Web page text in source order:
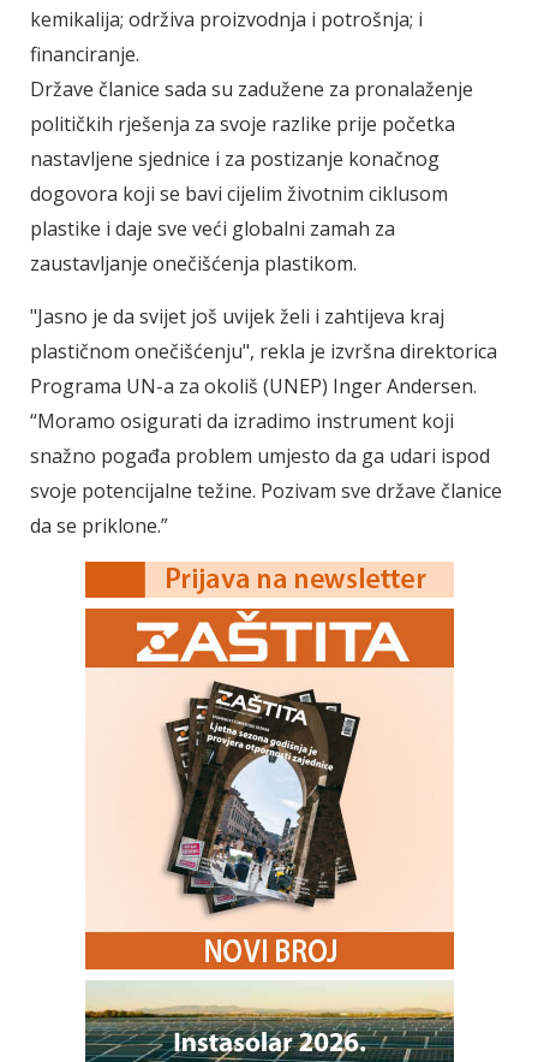
kemikalija; održiva proizvodnja i potrošnja; i
financiranje.
Države članice sada su zadužene za pronalaženje
političkih rješenja za svoje razlike prije početka
nastavljene sjednice i za postizanje konačnog
dogovora koji se bavi cijelim životnim ciklusom
plastike i daje sve veći globalni zamah za
zaustavljanje onečišćenja plastikom.
"Jasno je da svijet još uvijek želi i zahtijeva kraj
plastičnom onečišćenju", rekla je izvršna direktorica
Programa UN-a za okoliš (UNEP) Inger Andersen.
“Moramo osigurati da izradimo instrument koji
snažno pogađa problem umjesto da ga udari ispod
svoje potencijalne težine. Pozivam sve države članice
da se priklone.”